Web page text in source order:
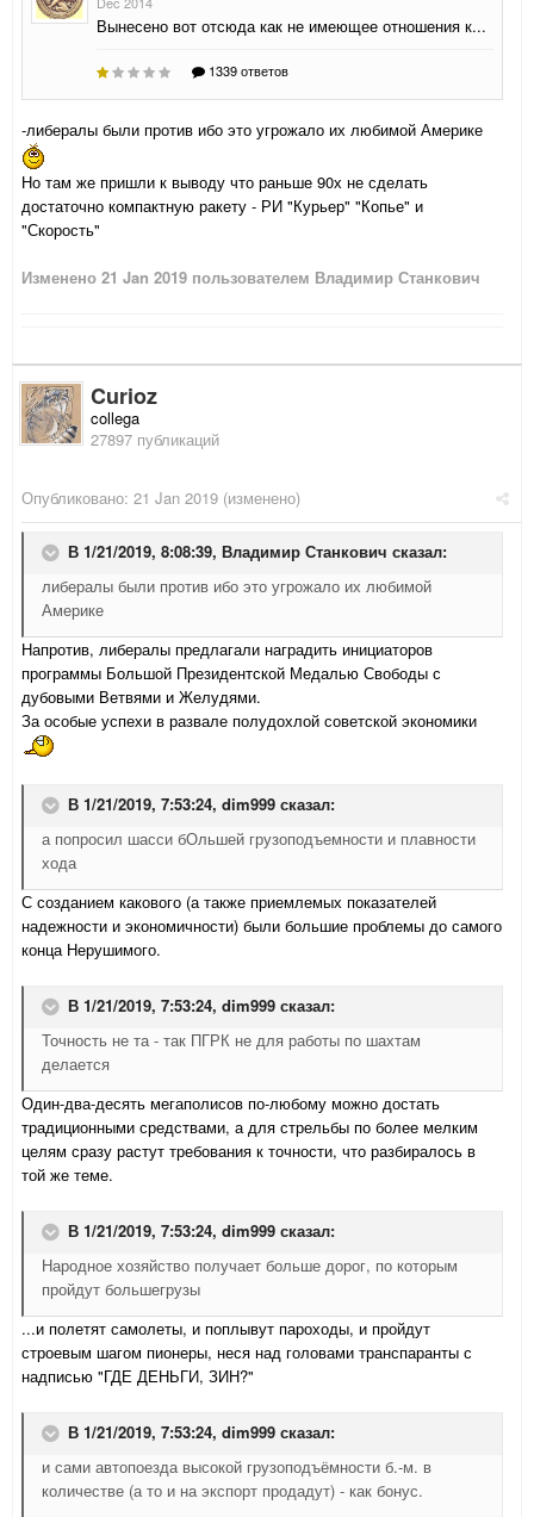
-либералы были против ибо это угрожало их любимой Америке
Но там же пришли к выводу что раньше 90х не сделать
достаточно компактную ракету - РИ "Курьер" "Копье" и
"Скорость"
Изменено 21 Jan 2019 пользователем Владимир Станкович
Curioz
collega
27897 публикаций
Опубликовано: 21 Jan 2019 (изменено)
В 1/21/2019, 8:08:39, Владимир Станкович сказал:
либералы были против ибо это угрожало их любимой
Америке
Напротив, либералы предлагали наградить инициаторов
программы Большой Президентской Медалью Свободы с
дубовыми Ветвями и Желудями.
За особые успехи в развале полудохлой советской экономики
В 1/21/2019, 7:53:24, dim999 сказал:
а попросил шасси бОльшей грузоподъемности и плавности
хода
С созданием какового (а также приемлемых показателей
надежности и экономичности) были большие проблемы до самого
конца Нерушимого.
В 1/21/2019, 7:53:24, dim999 сказал:
Точность не та - так ПГРК не для работы по шахтам
делается
Один-два-десять мегаполисов по-любому можно достать
традиционными средствами, а для стрельбы по более мелким
целям сразу растут требования к точности, что разбиралось в
той же теме.
В 1/21/2019, 7:53:24, dim999 сказал:
Народное хозяйство получает больше дорог, по которым
пройдут большегрузы
...и полетят самолеты, и поплывут пароходы, и пройдут
строевым шагом пионеры, неся над головами транспаранты с
надписью "ГДЕ ДЕНЬГИ, ЗИН?"
В 1/21/2019, 7:53:24, dim999 сказал:
и сами автопоезда высокой грузоподъёмности б.-м. в
количестве (а то и на экспорт продадут) - как бонус.